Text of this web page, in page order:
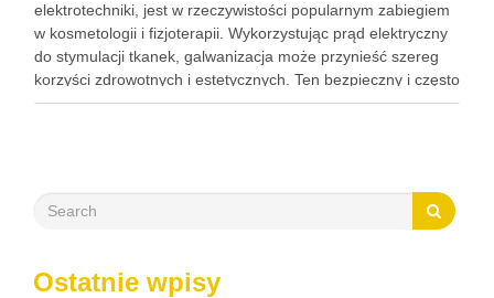
elektrotechniki, jest w rzeczywistości popularnym zabiegiem
w kosmetologii i fizjoterapii. Wykorzystując prąd elektryczny
do stymulacji tkanek, galwanizacja może przynieść szereg
korzyści zdrowotnych i estetycznych. Ten bezpieczny i często
nieodczuwalny zabieg może pomóc w poprawie krążenia,
Ostatnie wpisy